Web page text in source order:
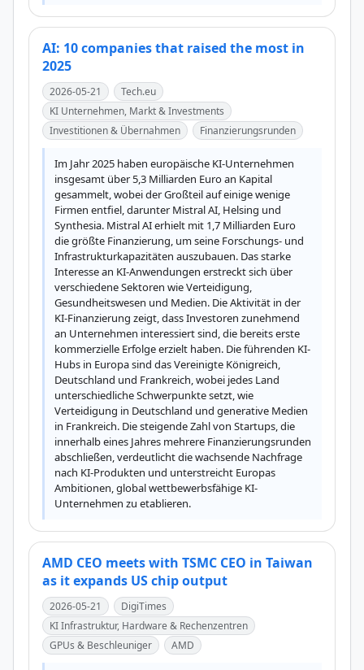
AI: 10 companies that raised the most in
2025
2026-05-21
Tech.eu
KI Unternehmen, Markt & Investments
Investitionen & Übernahmen
Finanzierungsrunden
Im Jahr 2025 haben europäische KI-Unternehmen
insgesamt über 5,3 Milliarden Euro an Kapital
gesammelt, wobei der Großteil auf einige wenige
Firmen entfiel, darunter Mistral AI, Helsing und
Synthesia. Mistral AI erhielt mit 1,7 Milliarden Euro
die größte Finanzierung, um seine Forschungs- und
Infrastrukturkapazitäten auszubauen. Das starke
Interesse an KI-Anwendungen erstreckt sich über
verschiedene Sektoren wie Verteidigung,
Gesundheitswesen und Medien. Die Aktivität in der
KI-Finanzierung zeigt, dass Investoren zunehmend
an Unternehmen interessiert sind, die bereits erste
kommerzielle Erfolge erzielt haben. Die führenden KI-
Hubs in Europa sind das Vereinigte Königreich,
Deutschland und Frankreich, wobei jedes Land
unterschiedliche Schwerpunkte setzt, wie
Verteidigung in Deutschland und generative Medien
in Frankreich. Die steigende Zahl von Startups, die
innerhalb eines Jahres mehrere Finanzierungsrunden
abschließen, verdeutlicht die wachsende Nachfrage
nach KI-Produkten und unterstreicht Europas
Ambitionen, global wettbewerbsfähige KI-
Unternehmen zu etablieren.
AMD CEO meets with TSMC CEO in Taiwan
as it expands US chip output
2026-05-21
DigiTimes
KI Infrastruktur, Hardware & Rechenzentren
GPUs & Beschleuniger
AMD